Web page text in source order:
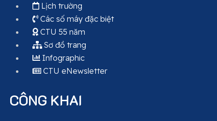
Lịch trường
Các số máy đặc biệt
CTU 55 năm
Sơ đồ trang
Infographic
CTU eNewsletter
CÔNG KHAI